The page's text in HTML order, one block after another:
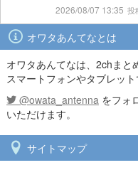
2026/08/07 13:35
オワタあんてなとは
オワタあんてなは、2chまと
スマートフォンやタブレット
@owata_antenna をフォ
いただけます。
サイトマップ